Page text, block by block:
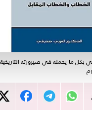
بكل ما يحمله في صيرورته